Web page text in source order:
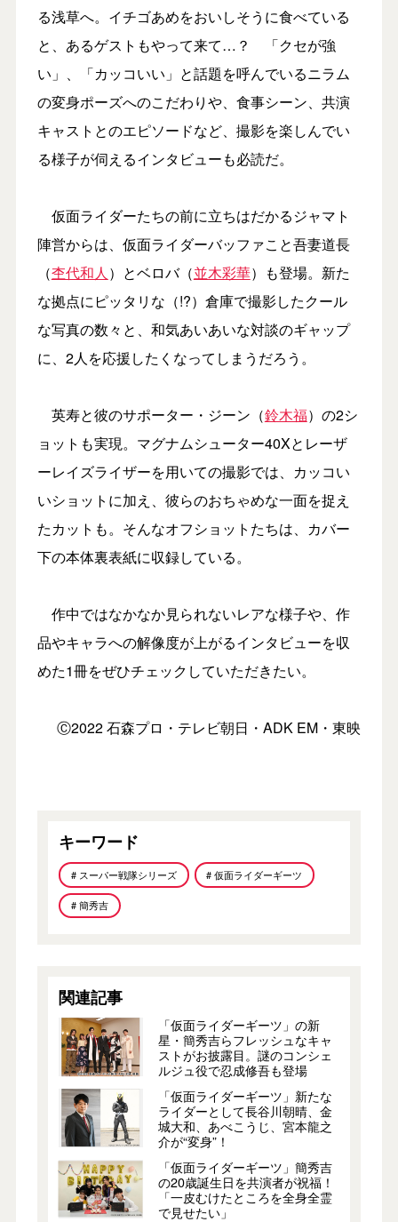
る浅草へ。イチゴあめをおいしそうに食べている
と、あるゲストもやって来て…？ 「クセが強
い」、「カッコいい」と話題を呼んでいるニラム
の変身ポーズへのこだわりや、食事シーン、共演
キャストとのエピソードなど、撮影を楽しんでい
る様子が伺えるインタビューも必読だ。
仮面ライダーたちの前に立ちはだかるジャマト
陣営からは、仮面ライダーバッファこと吾妻道長
（杢代和人）とベロバ（並木彩華）も登場。新た
な拠点にピッタリな（!?）倉庫で撮影したクール
な写真の数々と、和気あいあいな対談のギャップ
に、2人を応援したくなってしまうだろう。
英寿と彼のサポーター・ジーン（鈴木福）の2シ
ョットも実現。マグナムシューター40Xとレーザ
ーレイズライザーを用いての撮影では、カッコい
いショットに加え、彼らのおちゃめな一面を捉え
たカットも。そんなオフショットたちは、カバー
下の本体裏表紙に収録している。
作中ではなかなか見られないレアな様子や、作
品やキャラへの解像度が上がるインタビューを収
めた1冊をぜひチェックしていただきたい。
Ⓒ2022 石森プロ・テレビ朝日・ADK EM・東映
キーワード
# スーパー戦隊シリーズ # 仮面ライダーギーツ
# 簡秀吉
関連記事
「仮面ライダーギーツ」の新
星・簡秀吉らフレッシュなキャ
ストがお披露目。謎のコンシェ
ルジュ役で忍成修吾も登場
「仮面ライダーギーツ」新たな
ライダーとして長谷川朝晴、金
城大和、あべこうじ、宮本龍之
介が“変身”！
「仮面ライダーギーツ」簡秀吉
の20歳誕生日を共演者が祝福！
「一皮むけたところを全身全霊
で見せたい」